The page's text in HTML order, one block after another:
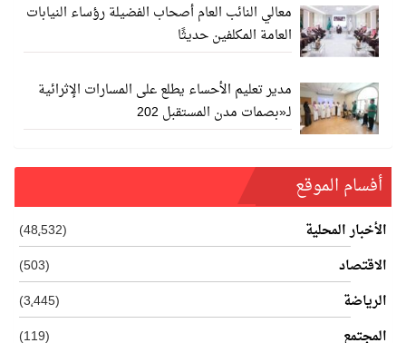
معالي النائب العام أصحاب الفضيلة رؤساء النيابات
العامة المكلفين حديثًا
مدير تعليم الأحساء يطلع على المسارات الإثرائية
لـ«بصمات مدن المستقبل 202
أفسام الموقع
الأخبار المحلية
(48٬532)
الاقتصاد
(503)
الرياضة
(3٬445)
المجتمع
(119)